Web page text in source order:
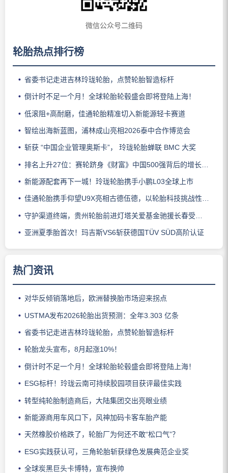
微信公众号二维码
轮胎热点排行榜
省委书记走进吉林玲珑轮胎，点赞轮胎智造标杆
倒计时不足一个月！全球轮胎轮毂盛会即将登陆上海！
低滚阻+高耐磨，佳通轮胎精准切入新能源轻卡赛道
智绘出海新蓝图，浦林成山亮相2026泰中合作博览会
斩获 “中国企业管理奥斯卡”， 玲珑轮胎蝉联 BMC 大奖
排名上升27位：赛轮跻身《财富》中国500强背后的增长逻辑
新能源配套再下一城！玲珑轮胎携手小鹏L03全球上市
佳通轮胎携手仰望U9X亮相古德伍德，以轮胎科技挑战性能边界
守护渠道终端，贵州轮胎前进灯塔关爱基金驰援长春受灾门店
亚洲夏季胎首次！玛吉斯VS6斩获德国TÜV SÜD高阶认证
热门资讯
对华反倾销落地后，欧洲替换胎市场迎来拐点
USTMA发布2026轮胎出货预测：全年3.303 亿条
省委书记走进吉林玲珑轮胎，点赞轮胎智造标杆
轮胎龙头宣布，8月起涨10%！
倒计时不足一个月！全球轮胎轮毂盛会即将登陆上海！
ESG标杆！玲珑云南可持续胶园项目获评最佳实践
转型纯轮胎制造商后，大陆集团交出亮眼业绩
新能源商用车风口下，风神加码卡客车胎产能
天然橡胶价格跌了，轮胎厂为何还不敢“松口气”？
ESG实践获认可，三角轮胎斩获绿色发展典范企业奖
全球炭黑巨头卡博特，宣布换帅